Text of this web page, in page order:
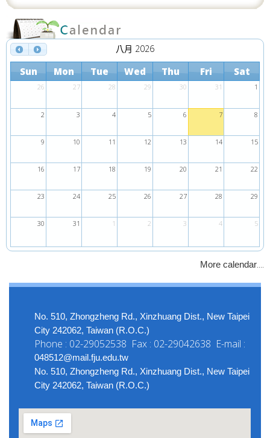
八月 2026
Sun Mon Tue Wed Thu Fri Sat
26 27 28 29 30 31 1
2 3 4 5 6 7 8
9 10 11 12 13 14 15
16 17 18 19 20 21 22
23 24 25 26 27 28 29
30 31 1 2 3 4 5
More calendar....
No. 510, Zhongzheng Rd., Xinzhuang Dist., New Taipei
City 242062, Taiwan (R.O.C.)
Phone : 02-29052538 Fax : 02-29042638 E-mail :
048512@mail.fju.edu.tw
No. 510, Zhongzheng Rd., Xinzhuang Dist., New Taipei
City 242062, Taiwan (R.O.C.)